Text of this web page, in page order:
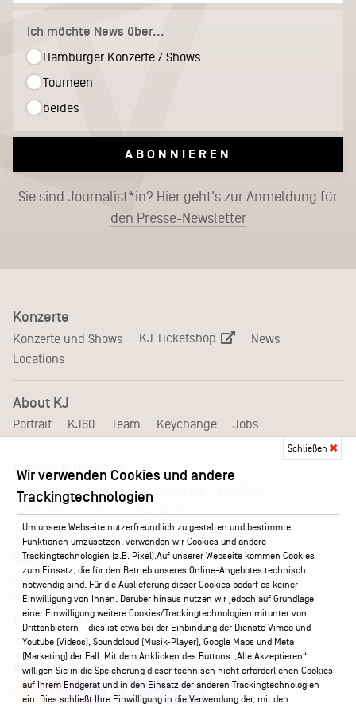
Ich möchte News über...
Hamburger Konzerte / Shows
Tourneen
beides
ABONNIEREN
Sie sind Journalist*in? Hier geht's zur Anmeldung für
den Presse-Newsletter
Konzerte
Konzerte und Shows KJ Ticketshop
News
Locations
About KJ
Portrait KJ60 Team Keychange Jobs
Medien & Branche
Booking Presse
Pressematerial – Festivals
Akkreditierungsformular – Festivals
Service
Kontakt Leichte Sprache
FAQ / Hilfe
Ticketshop Hamburg
Gutscheine
Callback-Service
Ticketservice 040 - 413 22 60
Social Media
Instagram Facebook
Schließen
Wir verwenden Cookies und andere
Trackingtechnologien
Um unsere Webseite nutzerfreundlich zu gestalten und bestimmte
Funktionen umzusetzen, verwenden wir Cookies und andere
Trackingtechnologien (z.B. Pixel).Auf unserer Webseite kommen Cookies
zum Einsatz, die für den Betrieb unseres Online-Angebotes technisch
notwendig sind. Für die Auslieferung dieser Cookies bedarf es keiner
Einwilligung von Ihnen. Darüber hinaus nutzen wir jedoch auf Grundlage
einer Einwilligung weitere Cookies/Trackingtechnologien mitunter von
Drittanbietern – dies ist etwa bei der Einbindung der Dienste Vimeo und
Youtube (Videos), Soundcloud (Musik-Player), Google Maps und Meta
(Marketing) der Fall. Mit dem Anklicken des Buttons „Alle Akzeptieren“
willigen Sie in die Speicherung dieser technisch nicht erforderlichen Cookies
auf Ihrem Endgerät und in den Einsatz der anderen Trackingtechnologien
ein. Dies schließt Ihre Einwilligung in die Verwendung der, mit den